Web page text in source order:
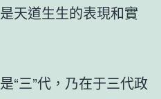
天道生生的表現和實
“三”代，乃在于三代政